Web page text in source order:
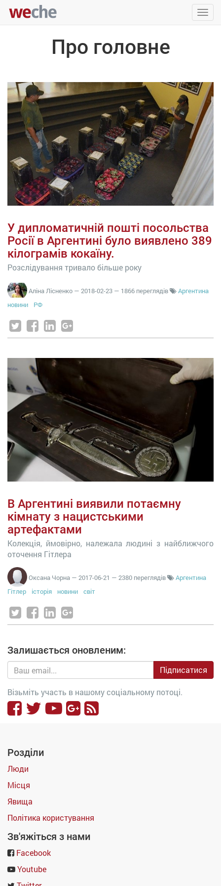
Про головне
У дипломатичній пошті посольства
Росії в Аргентині було виявлено 389
кілограмів кокаїну.
Розслідування тривало більше року
Аліна Лісненко — 2018-02-23 — 1866 переглядів
Аргентина
новини
РФ
В Аргентині виявили потаємну
кімнату з нацистськими
артефактами
Колекція, ймовірно, належала людині з найближчого
оточення Гітлера
Оксана Чорна — 2017-06-21 — 2380 переглядів
Аргентина
Гітлер
історія новини світ
Залишається оновленим:
Підписатися
Візьміть участь в нашому соціальному потоці.
Розділи
Люди
Місця
Явища
Політика користування
Зв'яжіться з нами
Facebook
Youtube